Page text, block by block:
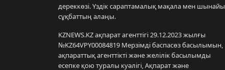
дереккөзі. Үздік сараптамалық мақала мен шынайы
сұқбаттың алаңы.
KZNEWS.KZ ақпарат агенттігі 29.12.2023 жылғы
№KZ64VPY00084819 Мерзімді баспасөз басылымын,
ақпараттық агенттікті және желілік басылымды
есепке қою туралы куәлігі, Ақпарат және